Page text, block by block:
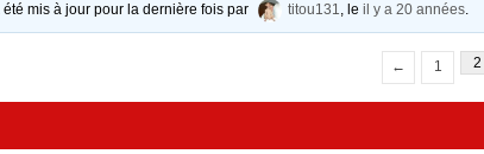
mis à jour pour la dernière fois par titou131, leil y a 20 années.
← 1 2